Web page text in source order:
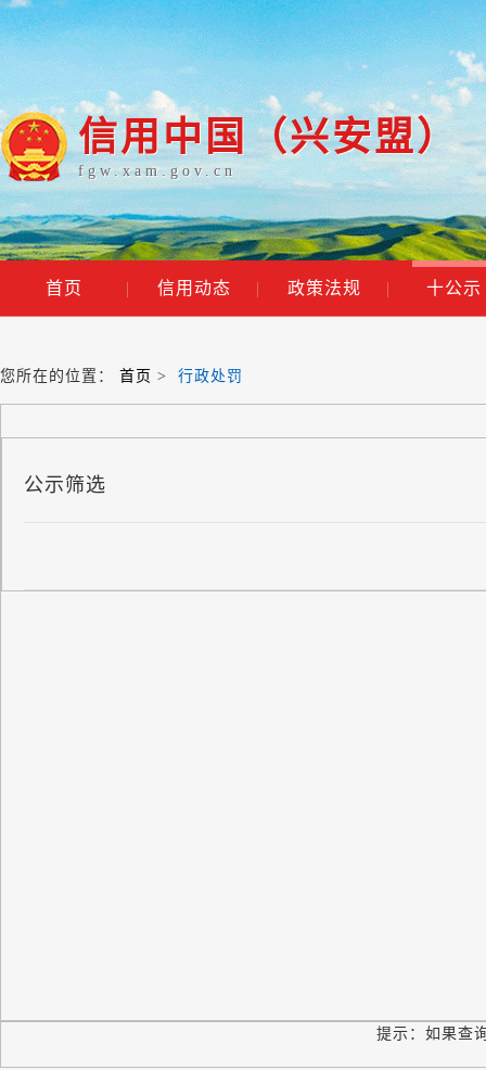
信用中国（兴安盟）
fgw.xam.gov.cn
首页 | 信用动态 | 政策法规 | 十公示
您所在的位置： 首页 > 行政处罚
公示筛选
提示：如果查